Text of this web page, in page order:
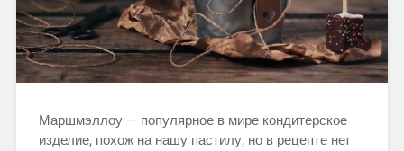
Маршмэллоу — популярное в мире кондитерское
изделие, похож на нашу пастилу, но в рецепте нет